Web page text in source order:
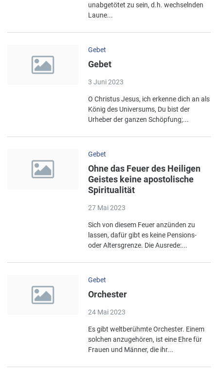
unabgetötet zu sein, d.h. wechselnden
Laune...
Gebet
Gebet
3 Juni 2023
O Christus Jesus, ich erkenne dich an als
König des Universums, Du bist der
Urheber der ganzen Schöpfung;...
Gebet
Ohne das Feuer des Heiligen
Geistes keine apostolische
Spiritualität
27 Mai 2023
Sich von diesem Feuer anzünden zu
lassen, dafür gibt es keine Pensions-
oder Altersgrenze. Die Ausrede:...
Gebet
Orchester
24 Mai 2023
Es gibt weltberühmte Orchester. Einem
solchen anzugehören, ist eine Ehre für
Frauen und Männer, die ihr...